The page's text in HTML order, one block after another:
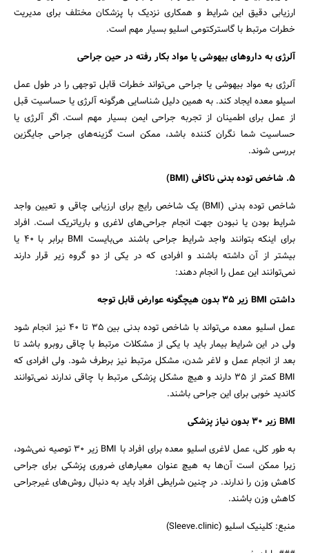
ارزیابی دقیق این شرایط و همکاری نزدیک با پزشکان مختلف برای مدیریت
خطرات مرتبط با گاسترکتومی اسلیو بسیار مهم است.
آلرژی به داروهای بیهوشی یا مواد بکار رفته در حین جراحی
آلرژی به مواد بیهوشی یا جراحی می‌تواند خطرات قابل توجهی را در طول عمل
اسیلو معده ایجاد کند. به همین دلیل شناسایی هرگونه آلرژی یا حساسیت قبل
از عمل برای اطمینان از تجربه جراحی ایمن بسیار مهم است. اگر آلرژی یا
حساسیت شما نگران کننده باشد، ممکن است گزینه‌های جراحی جایگزین
بررسی شوند.
5
. شاخص توده بدنی ناکافی (BMI)
شاخص توده بدنی (BMI) یک شاخص رایج برای ارزیابی چاقی و تعیین واجد
شرایط بودن یا نبودن جهت انجام جراحی‌های لاغری و باریاتریک است. افراد
برای اینکه بتوانند واجد شرایط جراحی باشند می‌بایست BMI برابر با 40 یا
بیشتر از آن داشته باشند و افرادی که در یکی از دو گروه زیر قرار دارند
نمی‌توانند این عمل را انجام دهند:
داشتن BMI زیر 35 بدون هیچگونه عوارض قابل توجه
عمل اسلیو معده می‌تواند با شاخص توده بدنی بین 35 تا 40 نیز انجام شود
ولی در این شرایط بیمار باید با یکی از مشکلات مرتبط با چاقی روبرو باشد تا
بعد از انجام عمل و لاغر شدن، مشکل مرتبط نیز برطرف شود. ولی افرادی که
BMI کمتر از 35 دارند و هیچ مشکل پزشکی مرتبط با چاقی ندارند نمی‌توانند
کاندید خوبی برای این جراحی باشند.
BMI زیر 30 بدون نیاز پزشکی
به طور کلی، عمل لاغری اسلیو معده برای افراد با BMI زیر 30 توصیه نمی‌شود،
زیرا ممکن است آن‌ها به هیچ عنوان معیارهای ضروری پزشکی برای جراحی
کاهش وزن را ندارند. در چنین شرایطی افراد باید به دنبال روش‌های غیرجراحی
کاهش وزن باشند.
منبع: کلینیک اسلیو (Sleeve.clinic)